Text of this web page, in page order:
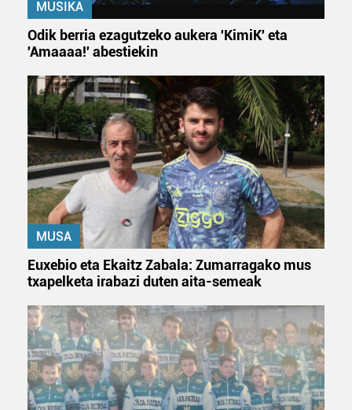
MUSIKA
Odik berria ezagutzeko aukera 'KimiK' eta
'Amaaaa!' abestiekin
MUSA
Euxebio eta Ekaitz Zabala: Zumarragako mus
txapelketa irabazi duten aita-semeak